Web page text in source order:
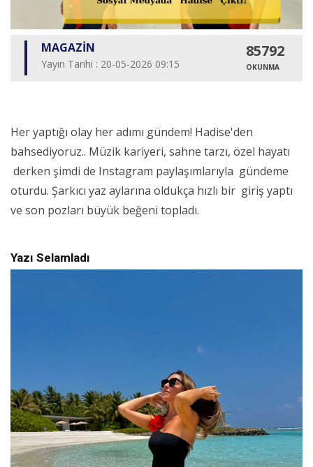
MAGAZİN
Yayın Tarihi : 20-05-2026 09:15
85792
OKUNMA
Her yaptığı olay her adımı gündem! Hadise'den
bahsediyoruz.. Müzik kariyeri, sahne tarzı, özel hayatı
derken şimdi de Instagram paylaşımlarıyla gündeme
oturdu. Şarkıcı yaz aylarına oldukça hızlı bir giriş yaptı
ve son pozları büyük beğeni topladı.
Yazı Selamladı